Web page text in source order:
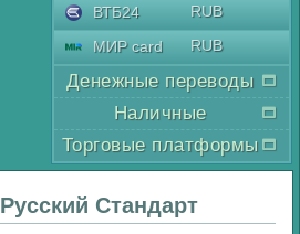
ВТБ24
RUB
МИР card
RUB
Денежные переводы
Наличные
Торговые платформы
Русский Стандарт